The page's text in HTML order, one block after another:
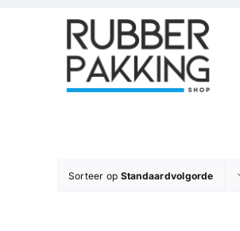
Sorteer op Standaardvolgorde